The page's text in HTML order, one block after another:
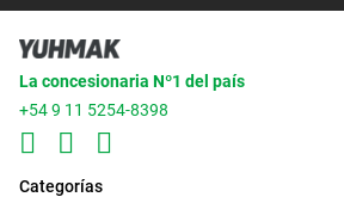
La concesionaria Nº1 del país
+54 9 11 5254-8398
Categorías